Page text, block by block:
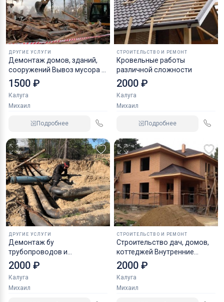
ДРУГИЕ УСЛУГИ
Демонтаж домов, зданий,
сооружений Вывоз мусора с
объектов
1500 ₽
Калуга
Михаил
Подробнее
СТРОИТЕЛЬСТВО И РЕМОНТ
Кровельные работы
различной сложности
2000 ₽
Калуга
Михаил
Подробнее
ДРУГИЕ УСЛУГИ
Демонтаж бу
трубопроводов и
металлоконструкций
2000 ₽
Калуга
Михаил
СТРОИТЕЛЬСТВО И РЕМОНТ
Строительство дач, домов,
коттеджей Внутренние
работы
2000 ₽
Калуга
Михаил